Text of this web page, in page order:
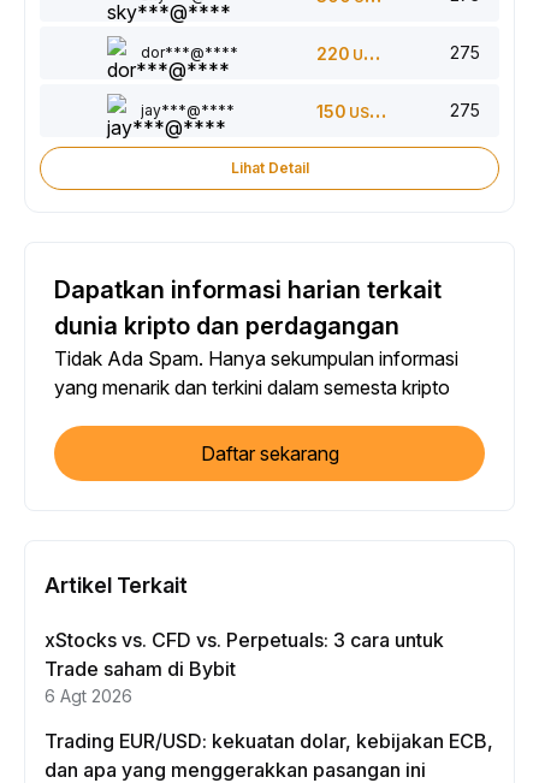
dor***@**** 220 USDT 275
jay***@**** 150 USDT 275
Lihat Detail
Dapatkan informasi harian terkait
dunia kripto dan perdagangan
Tidak Ada Spam. Hanya sekumpulan informasi
yang menarik dan terkini dalam semesta kripto
Daftar sekarang
Artikel Terkait
xStocks vs. CFD vs. Perpetuals: 3 cara untuk
Trade saham di Bybit
6 Agt 2026
Trading EUR/USD: kekuatan dolar, kebijakan ECB,
dan apa yang menggerakkan pasangan ini